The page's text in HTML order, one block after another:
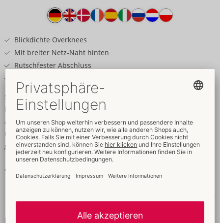
Produkttext
Blickdichte Overknees
Mit breiter Netz-Naht hinten
Rutschfester Abschluss
Sexy Coolness mit Komfort!
Blickdichte schwarze Overknees von Cottelli LEGWARE mit
auffälliger breiter Netz-Naht hinten am Bein. Rundum weich
und elastisch für höchsten Tragekomfort. Mit
gummiverstärktem Abschluss für rutschfesten Sitz.
92% Polyamid, 8% Elasthan.
Eigenschaften